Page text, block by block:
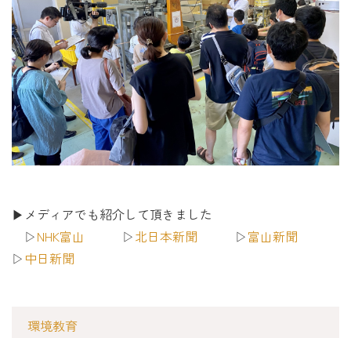
▶メディアでも紹介して頂きました
▷NHK富山 ▷北日本新聞 ▷富山新聞
▷ 中日新聞
環境教育